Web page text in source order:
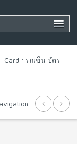
: รถเข็น บัตร